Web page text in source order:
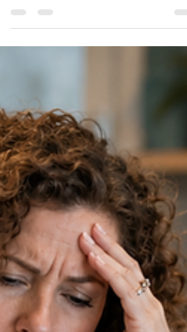
denizciliğin ve sigortanın birlikte çalıştığı
özel bir risk alanı.Böyle bir projede tek bir
sigorta poliçesi bulunmaz. Bir risk mimarisi
katmanından bahsederken Project Cargo'yu
nakliyat poliçesi diye anlatmak eksik
kalır.Fiziksel hasarın maliyeti çoğu zaman
toplam